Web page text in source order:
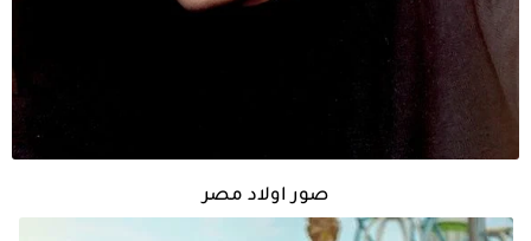
صور اولاد مصر